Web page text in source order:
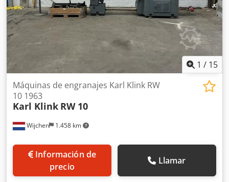
1 / 15
Wijchen 1.458 km
Máquinas de engranajes Karl Klink RW
10 1963
Karl Klink RW 10
Información de
precio
Llamar